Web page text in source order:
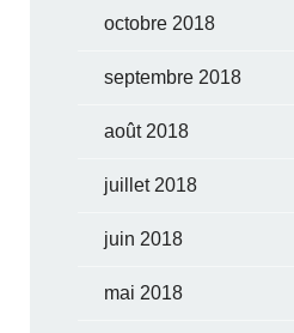
octobre 2018
septembre 2018
août 2018
juillet 2018
juin 2018
mai 2018